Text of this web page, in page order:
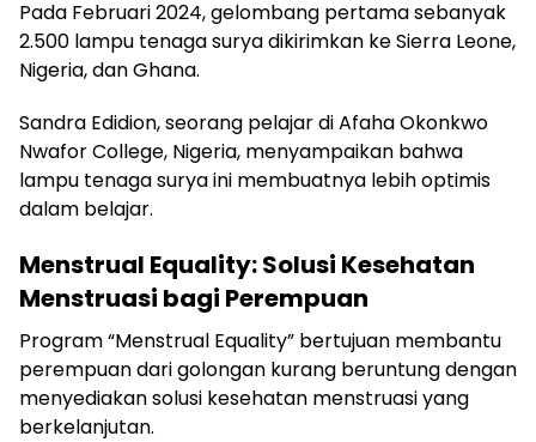
Pada Februari 2024, gelombang pertama sebanyak
2.500 lampu tenaga surya dikirimkan ke Sierra Leone,
Nigeria, dan Ghana.
Sandra Edidion, seorang pelajar di Afaha Okonkwo
Nwafor College, Nigeria, menyampaikan bahwa
lampu tenaga surya ini membuatnya lebih optimis
dalam belajar.
Menstrual Equality: Solusi Kesehatan
Menstruasi bagi Perempuan
Program “Menstrual Equality” bertujuan membantu
perempuan dari golongan kurang beruntung dengan
menyediakan solusi kesehatan menstruasi yang
berkelanjutan.